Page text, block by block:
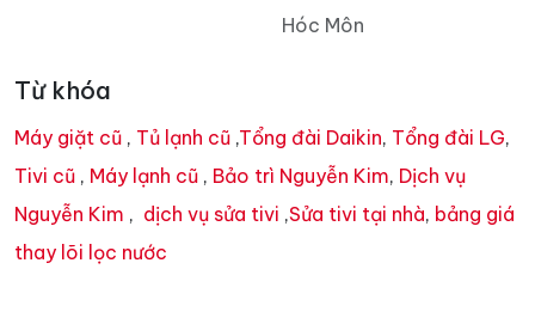
Hóc Môn
Từ khóa
Máy giặt cũ , Tủ lạnh cũ ,Tổng đài Daikin, Tổng đài LG,
Tivi cũ , Máy lạnh cũ , Bảo trì Nguyễn Kim, Dịch vụ
Nguyễn Kim , dịch vụ sửa tivi ,Sửa tivi tại nhà, bảng giá
thay lõi lọc nước